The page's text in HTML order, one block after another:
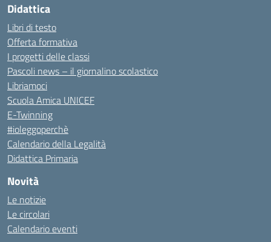
Didattica
Libri di testo
Offerta formativa
I progetti delle classi
Pascoli news – il giornalino scolastico
Libriamoci
Scuola Amica UNICEF
E-Twinning
#ioleggoperchè
Calendario della Legalità
Didattica Primaria
Novità
Le notizie
Le circolari
Calendario eventi